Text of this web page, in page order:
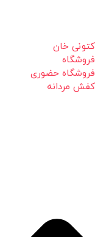
کتونی خان
فروشگاه
فروشگاه حضوری
کفش مردانه